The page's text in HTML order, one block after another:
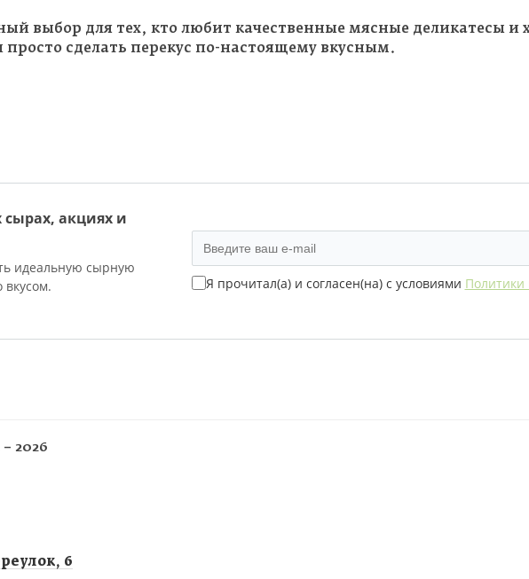
выбор для тех, кто любит качественные мясные деликатесы и
просто сделать перекус по-настоящему вкусным.
акциях и
идеальную сырную
вкусом.
Я прочитал(а) и согласен(на) с условиями Политики
– 2026
6